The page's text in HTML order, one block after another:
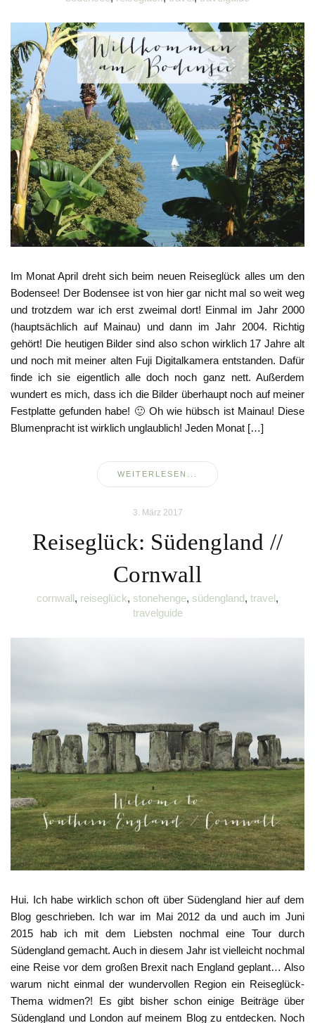
Im Monat April dreht sich beim neuen Reiseglück alles um den
Bodensee! Der Bodensee ist von hier gar nicht mal so weit weg
und trotzdem war ich erst zweimal dort! Einmal im Jahr 2000
(hauptsächlich auf Mainau) und dann im Jahr 2004. Richtig
gehört! Die heutigen Bilder sind also schon wirklich 17 Jahre alt
und noch mit meiner alten Fuji Digitalkamera entstanden. Dafür
finde ich sie eigentlich alle doch noch ganz nett. Außerdem
wundert es mich, dass ich die Bilder überhaupt noch auf meiner
Festplatte gefunden habe! 🙂 Oh wie hübsch ist Mainau! Diese
Blumenpracht ist wirklich unglaublich! Jeden Monat […]
WEITERLESEN...
3. März 2017
Reiseglück: Südengland //
Cornwall
cornwall, reiseglück, stonehenge, südengland, travel,
travelguide
Hui. Ich habe wirklich schon oft über Südengland hier auf dem
Blog geschrieben. Ich war im Mai 2012 da und auch im Juni
2015 hab ich mit dem Liebsten nochmal eine Tour durch
Südengland gemacht. Auch in diesem Jahr ist vielleicht nochmal
eine Reise vor dem großen Brexit nach England geplant… Also
warum nicht einmal der wundervollen Region ein Reiseglück-
Thema widmen?! Es gibt bisher schon einige Beiträge über
Südengland und London auf meinem Blog zu entdecken. Noch